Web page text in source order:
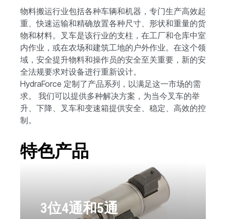
物料搬运行业包括各种车辆和机器，专门生产高效起
重、快速运输和精确放置各种尺寸、形状和重量的货
物和材料。叉车是该行业的支柱，在工厂和仓库中室
内作业，或在农场和建筑工地的户外作业。在这个领
域，安全提升物料和操作员的安全至关重要，新的安
全法规要求对设备进行重新设计。
HydraForce 定制了产品系列，以满足这一市场的需
求。 我们可以提供多种解决方案，为当今叉车的举
升、下降、叉车和变速箱提供安全、稳定、高效的控
制。
特色产品
3位4通和5通